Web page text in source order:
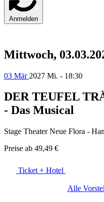
Anmelden
Mittwoch,
03 Mär 2027 Mi. - 18:30
DER TEUFEL
- Das Musical
Stage Theater Neue Flora -
Preise ab 49,49 €
Ticket + Hotel
Alle